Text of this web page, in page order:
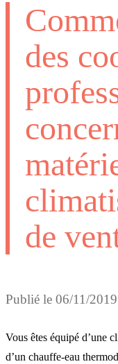
des
de
Publié le 06/11/2019
Vous êtes équipé d’une
d’un chauffe-eau